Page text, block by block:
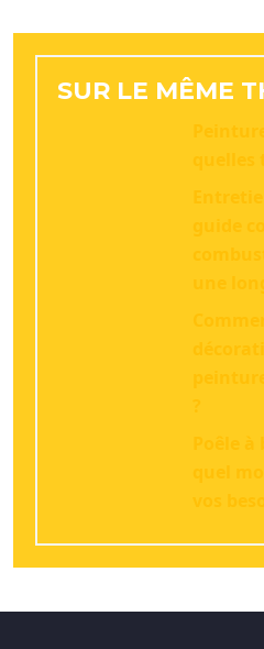
SUR LE MÊME
quelles
guide
une
?
Poêle à
quel
vos